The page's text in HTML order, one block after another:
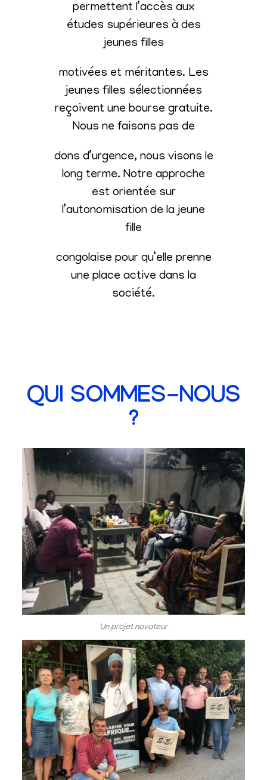
permettent l’accès aux
études supérieures à des
jeunes filles
motivées et méritantes. Les
jeunes filles sélectionnées
reçoivent une bourse gratuite.
Nous ne faisons pas de
dons d’urgence, nous visons le
long terme. Notre approche
est orientée sur
l’autonomisation de la jeune
fille
congolaise pour qu’elle prenne
une place active dans la
société.
QUI SOMMES-NOUS
?
Un projet novateur